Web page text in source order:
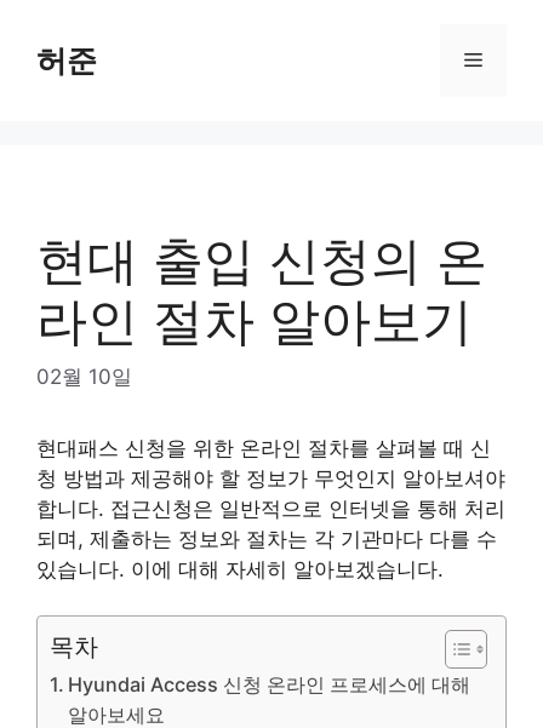
content
허준 Menu
현대 출입 신청의 온
라인 절차 알아보기
02월 10일
현대패스 신청을 위한 온라인 절차를 살펴볼 때 신
청 방법과 제공해야 할 정보가 무엇인지 알아보셔야
합니다. 접근신청은 일반적으로 인터넷을 통해 처리
되며, 제출하는 정보와 절차는 각 기관마다 다를 수
있습니다. 이에 대해 자세히 알아보겠습니다.
목차
Hyundai Access 신청 온라인 프로세스에 대해
알아보세요